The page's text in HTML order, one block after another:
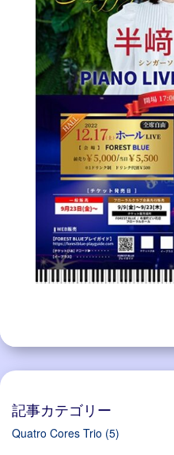
記事カテゴリー
Quatro Cores Trio (5)